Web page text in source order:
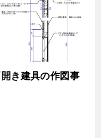
き建具の作図事